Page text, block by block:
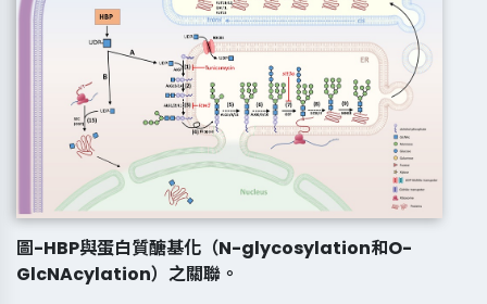
圖-HBP與蛋白質醣基化（N-glycosylation和O-
GlcNAcylation）之關聯。